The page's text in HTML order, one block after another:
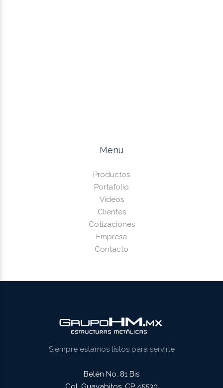
Menu
Productos
Portafolio
Videos
Clientes
Cotizaciones
Empresa
Contacto
Siempre estamos listos para servirle
Belén No. 81 Bis